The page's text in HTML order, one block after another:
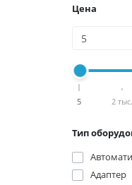
Цена
5 2 тыс.
Тип
Адаптер